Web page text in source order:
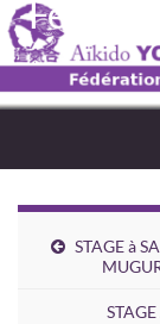
STAGE à